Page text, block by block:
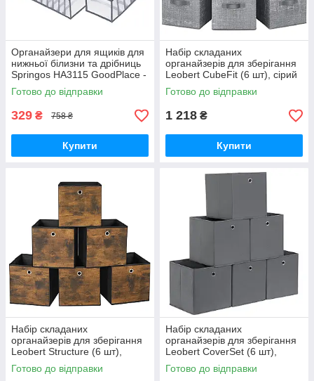
Органайзери для ящиків для
нижньої білизни та дрібниць
Springos HA3115 GoodPlace -
worry-free-shopping-
Готово до відправки
329 ₴ 758 ₴
Купити
Набір складаних
органайзерів для зберігання
Leobert CubeFit (6 шт), сірий
#ROB026G26V1 GoodPlace -
worry-free-shopping-
Готово до відправки
1 218 ₴
Купити
Набір складаних
органайзерів для зберігання
Leobert Structure (6 шт),
коричневий #RFB102B01
GoodPlace -worry-free-
Готово до відправки
Набір складаних
органайзерів для зберігання
Leobert CoverSet (6 шт),
сірий #RFB02G-3 GoodPlace
-worry-free-shopping-
Готово до відправки